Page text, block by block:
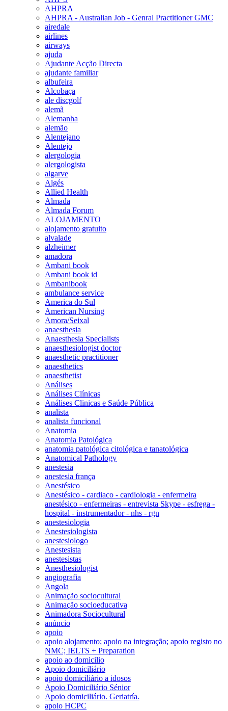
AHPRA
AHPRA - Australian Job - Genral Practitioner GMC
airedale
airlines
airways
ajuda
Ajudante Acção Directa
ajudante familiar
albufeira
Alcobaça
ale discgolf
alemã
Alemanha
alemão
Alentejano
Alentejo
alergologia
alergologista
algarve
Algés
Allied Health
Almada
Almada Forum
ALOJAMENTO
alojamento gratuito
alvalade
alzheimer
amadora
Ambani book
Ambani book id
Ambanibook
ambulance service
America do Sul
American Nursing
Amora/Seixal
anaesthesia
Anaesthesia Specialists
anaesthesiologist doctor
anaesthetic practitioner
anaesthetics
anaesthetist
Análises
Análises Clínicas
Análises Clinicas e Saúde Pública
analista
analista funcional
Anatomia
Anatomia Patológica
anatomia patológica citológica e tanatológica
Anatomical Pathology
anestesia
anestesia frança
Anestésico
Anestésico - cardiaco - cardiologia - enfermeira
anestésico - enfermeiras - entrevista Skype - esfrega -
hospital - instrumentador - nhs - rgn
anestesiologia
Anestesiologista
anestesiologo
Anestesista
anestesistas
Anesthesiologist
angiografia
Angola
Animação sociocultural
Animação socioeducativa
Animadora Sociocultural
anúncio
apoio
apoio alojamento; apoio na integração; apoio registo no
NMC; IELTS + Preparation
apoio ao domicilio
Apoio domiciliário
apoio domiciliário a idosos
Apoio Domiciliário Sénior
Apoio domiciliário. Geriatría.
apoio HCPC